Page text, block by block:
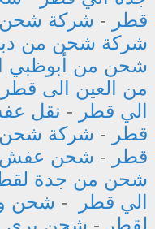
قطر - شركة شحن
شركة شحن من
شحن من أبوظبي
من العين الى قطر
الي قطر - نقل
قطر - شركة شحن
قطر - شحن عفش
شحن من جدة
الي قطر
- شحن
لقطر - شحن بري